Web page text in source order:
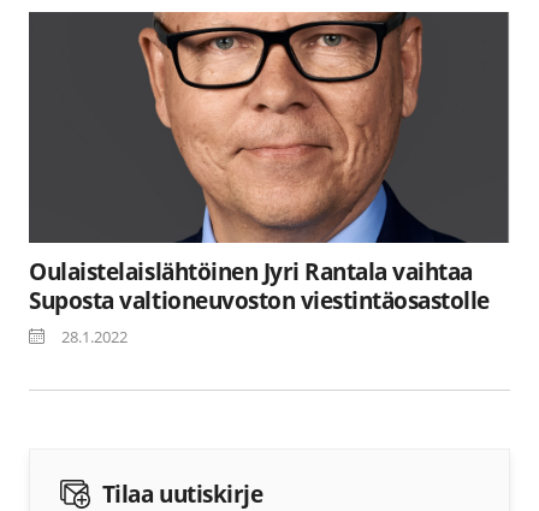
Oulaistelaislähtöinen Jyri Rantala vaihtaa
Suposta valtioneuvoston viestintäosastolle
28.1.2022
Tilaa uutiskirje